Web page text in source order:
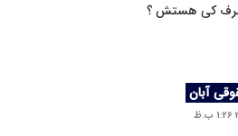
طرف کی هستش ؟
آبان